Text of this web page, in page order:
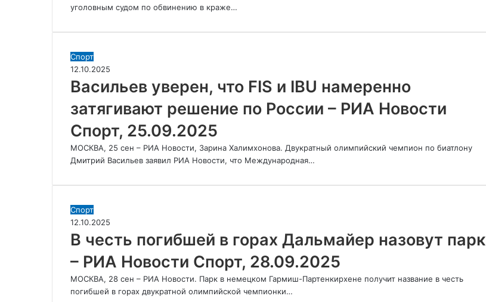
Спорт,
24.09.2025
уголовным судом по обвинению в краже…
Васильев
уверен,
что
FIS
и
намеренно
затягивают
решение
РИА
Новости
25.09.2025
Спорт
12.10.2025
Васильев уверен, что FIS и IBU намеренно
затягивают решение по России – РИА Новости
Спорт, 25.09.2025
МОСКВА, 25 сен – РИА Новости, Зарина Халимхонова. Двукратный олимпийский чемпион по биатлону
Дмитрий Васильев заявил РИА Новости, что Международная…
В
честь
погибшей
в
горах
назовут
парк
Спорт
12.10.2025
В честь погибшей в горах Дальмайер назовут парк
– РИА Новости Спорт, 28.09.2025
МОСКВА, 28 сен – РИА Новости. Парк в немецком Гармиш-Партенкирхене получит название в честь
погибшей в горах двукратной олимпийской чемпионки…